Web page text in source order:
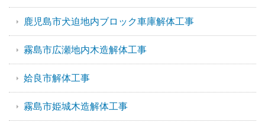
鹿児島市犬迫地内ブロック車庫解体工事
霧島市広瀬地内木造解体工事
姶良市解体工事
霧島市姫城木造解体工事